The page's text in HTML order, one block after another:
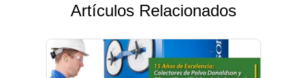
Artículos Relacionados